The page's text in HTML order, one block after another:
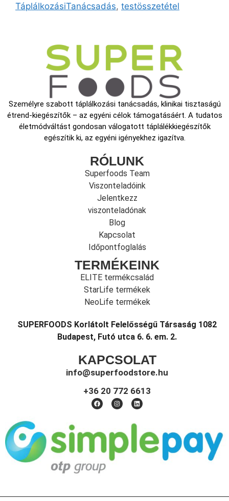
TáplálkozásiTanácsadás, testösszetétel
Személyre szabott táplálkozási tanácsadás, klinikai tisztaságú
étrend-kiegészítők – az egyéni célok támogatásáért. A tudatos
életmódváltást gondosan válogatott táplálékkiegészítők
egészítik ki, az egyéni igényekhez igazítva.
RÓLUNK
Superfoods Team
Viszonteladóink
Jelentkezz
viszonteladónak
Blog
Kapcsolat
Időpontfoglalás
TERMÉKEINK
ELITE termékcsalád
StarLife termékek
NeoLife termékek
SUPERFOODS Korlátolt Felelősségű Társaság 1082
Budapest, Futó utca 6. 6. em. 2.
KAPCSOLAT
info@superfoodstore.hu
+36 20 772 6613